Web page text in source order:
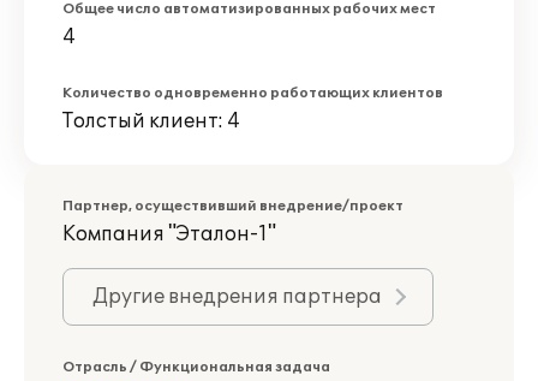
Общее число автоматизированных рабочих мест
4
Количество одновременно работающих клиентов
Толстый клиент: 4
Партнер, осуществивший внедрение/проект
Компания "Эталон-1"
Другие внедрения партнера
Отрасль / Функциональная задача